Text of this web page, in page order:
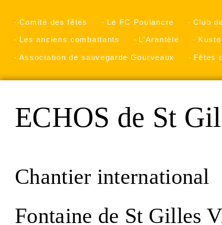
Comité des fêtes Le FC Poulancre Club
Les anciens combattants L’Arantèle
Association de sauvegarde Gourveaux Fêtes
ECHOS de St
Chantier international
Fontaine de St Gilles